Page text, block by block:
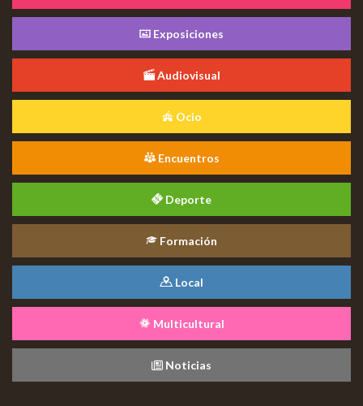
Exposiciones
Audiovisual
Ocio
Encuentros
Deporte
Formación
Local
Multicultural
Noticias